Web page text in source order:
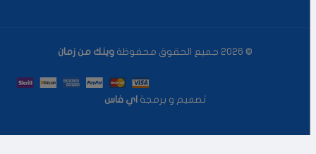
© 2026 جميع الحقوق محفوظة وينك من زمان
تصميم و برمجة اي فاس